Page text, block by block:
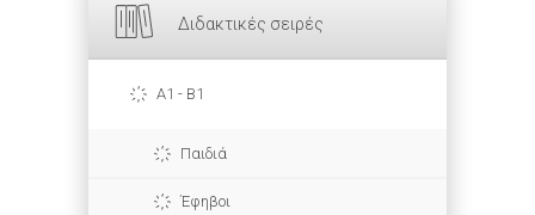
Διδακτικές σειρές
A1 - B1
Παιδιά
Έφηβοι